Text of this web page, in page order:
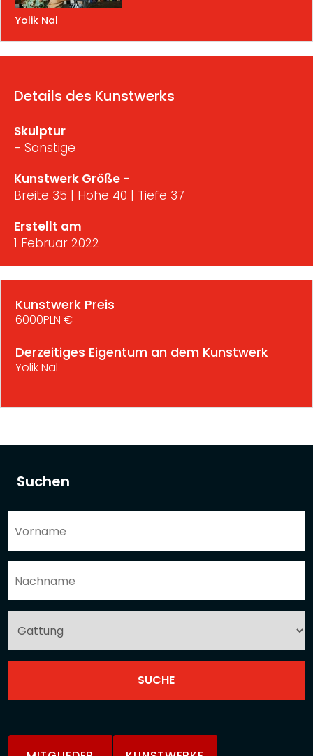
Suchen
Yolik Nal
Details des Kunstwerks
Skulptur
- Sonstige
Kunstwerk Größe -
Breite 35 | Höhe 40 | Tiefe 37
Erstellt am
1 Februar 2022
Kunstwerk Preis
6000PLN €
Derzeitiges Eigentum an dem Kunstwerk
Yolik Nal